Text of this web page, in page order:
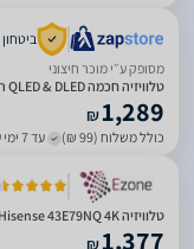
מסופק ע״י מוכר חיצוני
טלוויזיה חכמה QLED & DLED הייסנס 43" UHD 4K Smart TV דגם 43E79NQ
₪1,289
כולל משלוח (99 ₪) עד 7 ימי עסקים
טלוויזיה Hisense 43E79NQ 4K ‏43 ‏אינטש הייסנס
₪1,377